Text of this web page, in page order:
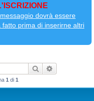
dovrà essere
prima di inserirne altri
Cerca
1 di 1